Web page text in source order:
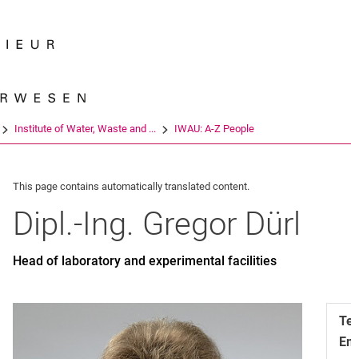
Institute of Water, Waste and ... IWAU: A-Z People
This page contains automatically translated content.
Dipl.-Ing. Gregor Dürl
Head of laboratory and experimental facilities